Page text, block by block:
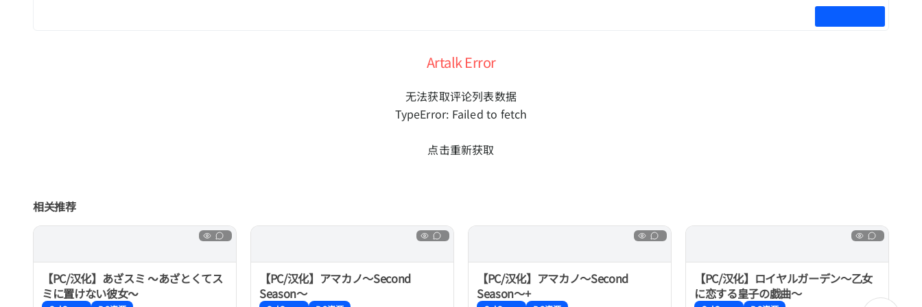
Artalk Error
无法获取评论列表数据
TypeError: Failed to fetch
点击重新获取
相关推荐
【PC/汉化】あざスミ 〜あざとくてス
ミに置けない彼女〜
【PC/汉化】アマカノ～Second
Season～
【PC/汉化】アマカノ～Second
Season～+
【PC/汉化】ロイヤルガーデン～乙女
に恋する皇子の戯曲～